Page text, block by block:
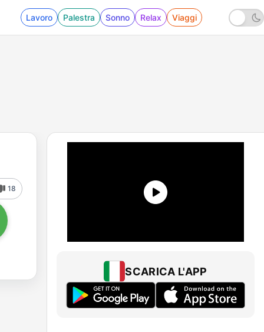
Lavoro Palestra Sonno Relax Viaggi
18
SCARICA L'APP